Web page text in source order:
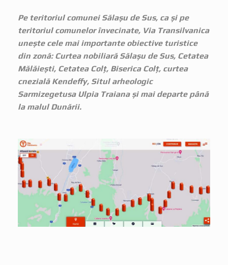
Pe teritoriul comunei Sălașu de Sus, ca și pe
teritoriul comunelor învecinate, Via Transilvanica
unește cele mai importante obiective turistice
din zonă: Curtea nobiliară Sălașu de Sus, Cetatea
Mălăiești, Cetatea Colț, Biserica Colț, curtea
cnezială Kendeffy, Situl arheologic
Sarmizegetusa Ulpia Traiana și mai departe până
la malul Dunării.